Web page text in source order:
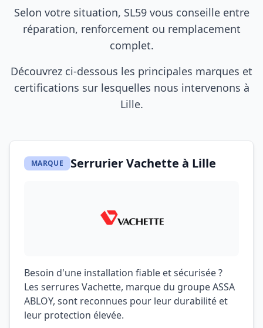
Selon votre situation, SL59vous conseille entre
réparation, renforcement ou remplacement
complet.
Découvrez ci-dessous les principales marques et
certifications sur lesquelles nous intervenons à
Lille.
MARQUE Serrurier Vachette à Lille
Besoin d'une installation fiable et sécurisée ?
Les serrures Vachette, marque du groupe ASSA
ABLOY, sont reconnues pour leur durabilité et
leur protection élevée.